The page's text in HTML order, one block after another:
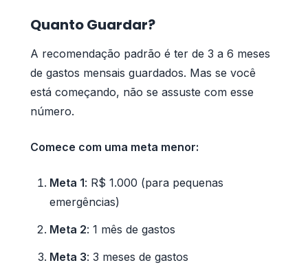
Quanto Guardar?
A recomendação padrão é ter de 3 a 6 meses
de gastos mensais guardados. Mas se você
está começando, não se assuste com esse
número.
Comece com uma meta menor:
Meta 1: R$ 1.000 (para pequenas
emergências)
Meta 2: 1 mês de gastos
Meta 3: 3 meses de gastos